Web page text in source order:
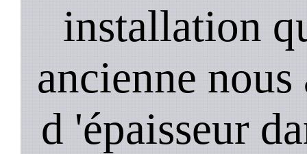
installation
ancienne
d 'épaisseur